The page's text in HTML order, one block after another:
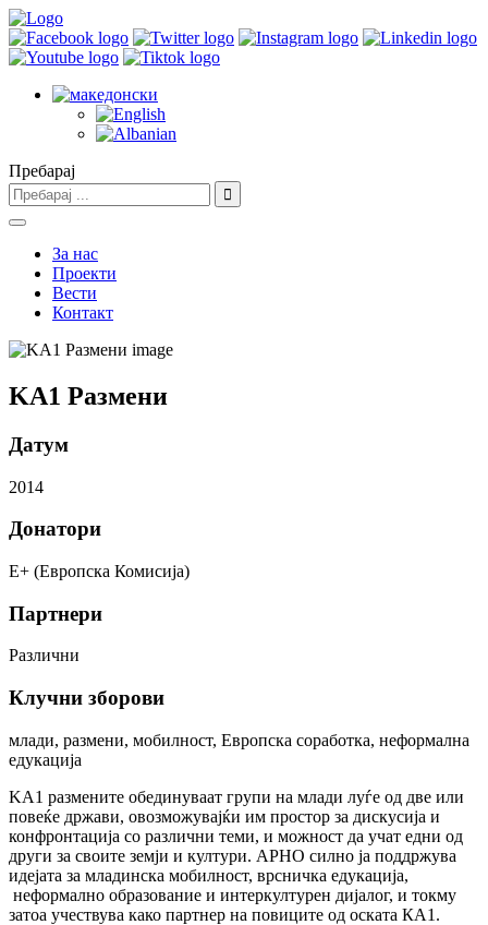
Пребарај
За нас
Проекти
Вести
Контакт
KA1 Размени
Датум
2014
Донатори
E+ (Европска Комисија)
Партнери
Различни
Клучни зборови
млади, размени, мобилност, Европска соработка, неформална
едукација
KA1 размените обединуваат групи на млади луѓе од две или
повеќе држави, овозможувајќи им простор за дискусија и
конфронтација со различни теми, и можност да учат едни од
други за своите земји и култури. АРНО силно ја поддржува
идејата за младинска мобилност, врсничка едукација,
неформално образование и интеркултурен дијалог, и токму
затоа учествува како партнер на повиците од оската КА1.